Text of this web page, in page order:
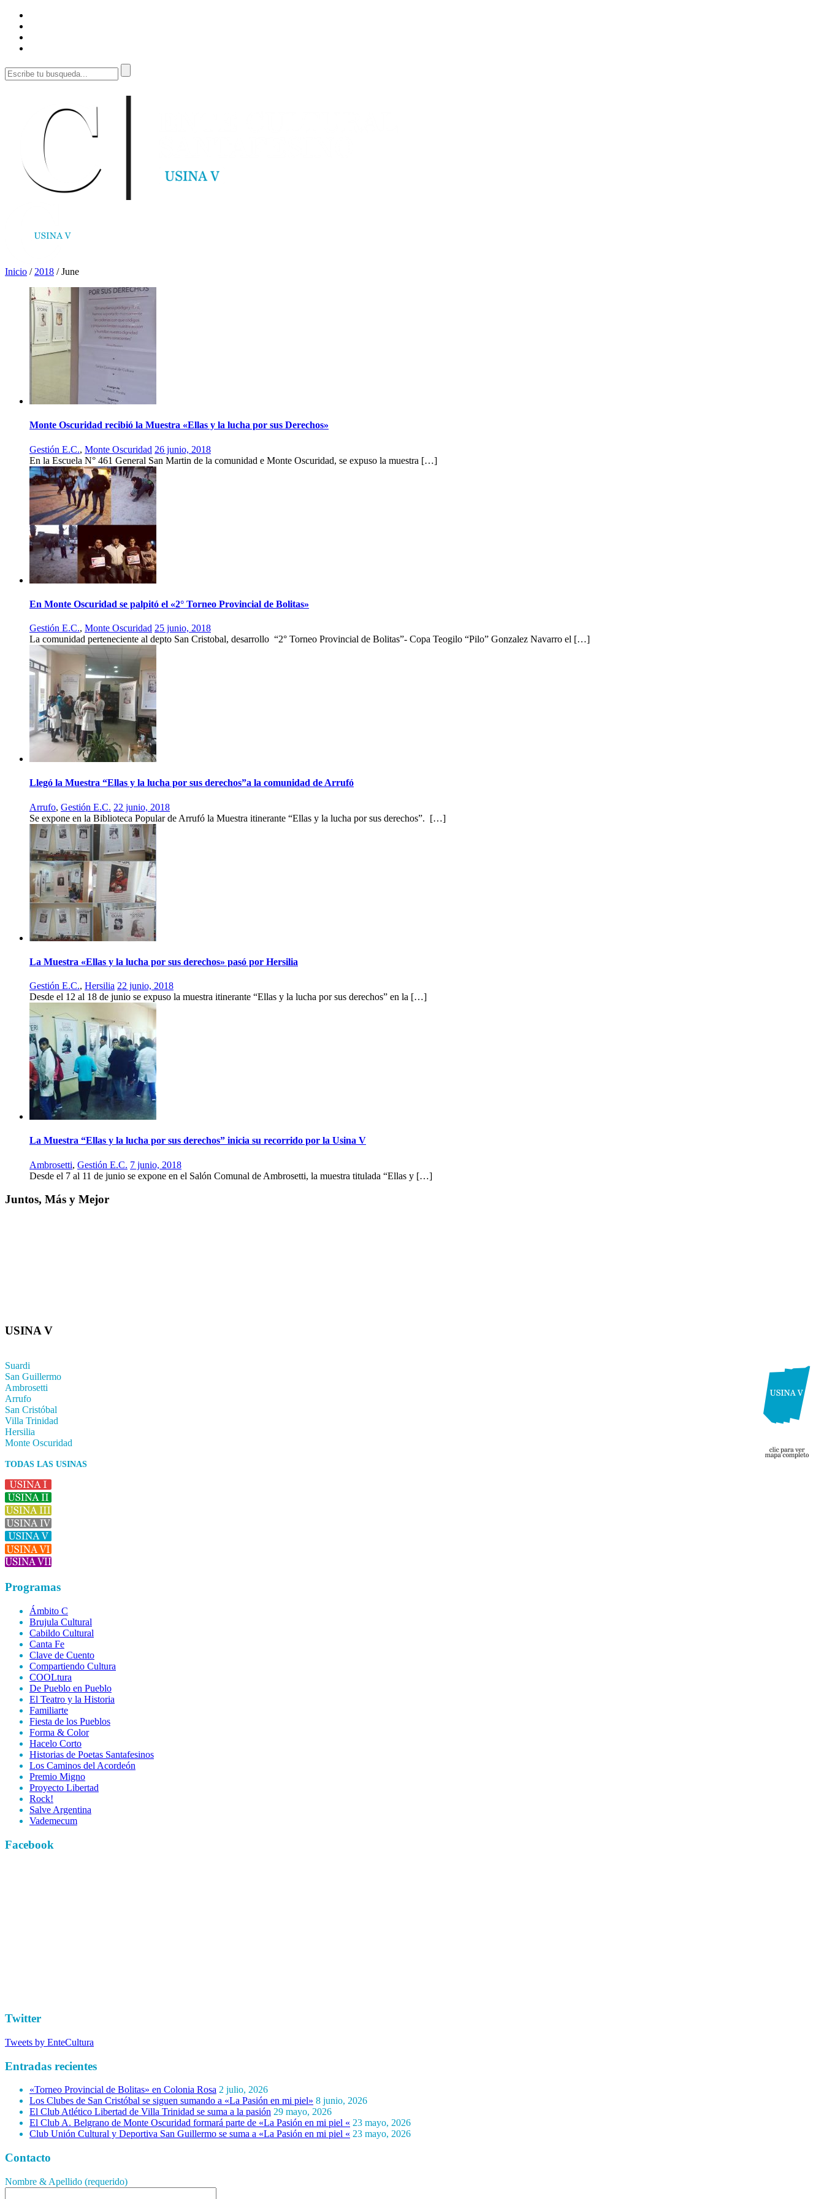
Inicio / 2018 /June
Monte Oscuridad recibió la Muestra «Ellas y la lucha por sus Derechos»
Gestión E.C., Monte Oscuridad 26 junio, 2018
En la Escuela N° 461 General San Martin de la comunidad e Monte Oscuridad, se expuso la muestra […]
En Monte Oscuridad se palpitó el «2° Torneo Provincial de Bolitas»
Gestión E.C., Monte Oscuridad 25 junio, 2018
La comunidad perteneciente al depto San Cristobal, desarrollo “2° Torneo Provincial de Bolitas”- Copa Teogilo “Pilo” Gonzalez Navarro el […]
Llegó la Muestra “Ellas y la lucha por sus derechos”a la comunidad de Arrufó
Arrufo, Gestión E.C. 22 junio, 2018
Se expone en la Biblioteca Popular de Arrufó la Muestra itinerante “Ellas y la lucha por sus derechos”. […]
La Muestra «Ellas y la lucha por sus derechos» pasó por Hersilia
Gestión E.C., Hersilia 22 junio, 2018
Desde el 12 al 18 de junio se expuso la muestra itinerante “Ellas y la lucha por sus derechos” en la […]
La Muestra “Ellas y la lucha por sus derechos” inicia su recorrido por la Usina V
Ambrosetti, Gestión E.C. 7 junio, 2018
Desde el 7 al 11 de junio se expone en el Salón Comunal de Ambrosetti, la muestra titulada “Ellas y […]
Juntos, Más y Mejor
USINA V
Suardi
San Guillermo
Ambrosetti
Arrufo
San Cristóbal
Villa Trinidad
Hersilia
Monte Oscuridad
TODAS LAS USINAS
Programas
Ámbito C
Brujula Cultural
Cabildo Cultural
Canta Fe
Clave de Cuento
Compartiendo Cultura
COOLtura
De Pueblo en Pueblo
El Teatro y la Historia
Familiarte
Fiesta de los Pueblos
Forma & Color
Hacelo Corto
Historias de Poetas Santafesinos
Los Caminos del Acordeón
Premio Migno
Proyecto Libertad
Rock!
Salve Argentina
Vademecum
Facebook
Twitter
Tweets by EnteCultura
Entradas recientes
«Torneo Provincial de Bolitas» en Colonia Rosa 2 julio, 2026
Los Clubes de San Cristóbal se siguen sumando a «La Pasión en mi piel» 8 junio, 2026
El Club Atlético Libertad de Villa Trinidad se suma a la pasión 29 mayo, 2026
El Club A. Belgrano de Monte Oscuridad formará parte de «La Pasión en mi piel « 23 mayo, 2026
Club Unión Cultural y Deportiva San Guillermo se suma a «La Pasión en mi piel « 23 mayo, 2026
Contacto
Nombre & Apellido (requerido)